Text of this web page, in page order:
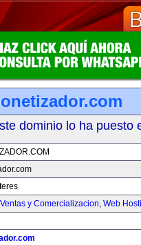
dominio lo ha puesto
Ventas y Comercializacion, Web